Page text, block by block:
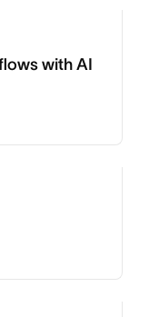
with AI